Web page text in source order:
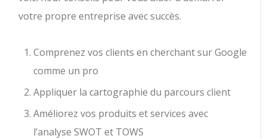
votre propre entreprise avec succès.
Comprenez vos clients en cherchant sur Google
comme un pro
Appliquer la cartographie du parcours client
Améliorez vos produits et services avec
l’analyse SWOT et TOWS